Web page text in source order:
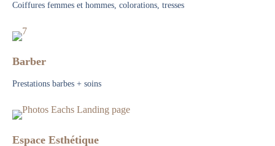
Coiffures femmes et hommes, colorations, tresses
Barber
Prestations barbes + soins
Espace Esthétique